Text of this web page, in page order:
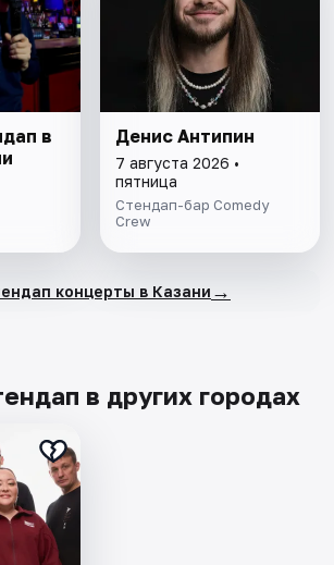
в
Денис Антипин
7 августа 2026 •
пятница
Стендап-бар Comedy
Crew
концерты в Казани →
в других городах